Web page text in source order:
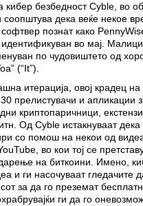
кибер безбедност Cyble, во
соопштува дека веќе некое
познат како
идентификуван во мај.
по чудовиштето од
(“It”).
итерација, овој крадец
прелистувачи и апликации
криптопаричници,
Од Cyble истакнуваат
со помош на некои од
во кои тој се
на биткоини. Имено,
и ги насочуваат гледачите
за да го преземат
ги да го